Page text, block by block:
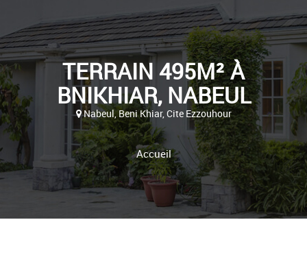
TERRAIN 495M² À
BNIKHIAR, NABEUL
Nabeul, Beni Khiar, Cite Ezzouhour
Accueil